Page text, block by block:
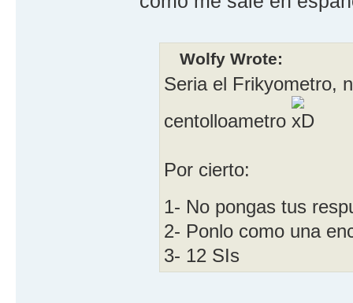
Wolfy Wrote:
Seria el Frikyometro,
centolloametro
Por cierto:
1- No pongas tus
2- Ponlo como una
3- 12 SIs